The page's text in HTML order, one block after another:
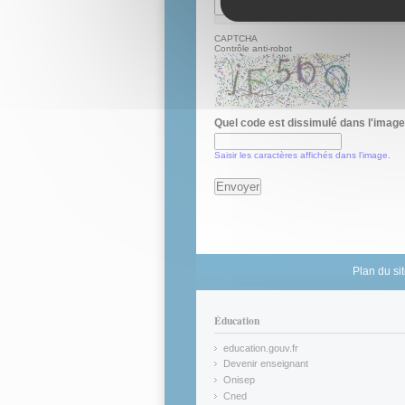
CAPTCHA
Contrôle anti-robot
Quel code est dissimulé dans
Saisir les caractères affichés dans l'image.
Plan du
Éducation
education.gouv.fr
(link is external)
Devenir enseignant
(link is external)
Onisep
(link is external)
Cned